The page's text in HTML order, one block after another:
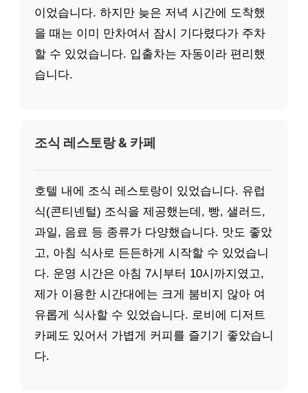
이었습니다. 하지만 늦은 저녁 시간에 도착했
을 때는 이미 만차여서 잠시 기다렸다가 주차
할 수 있었습니다. 입출차는 자동이라 편리했
습니다.
조식 레스토랑 & 카페
호텔 내에 조식 레스토랑이 있었습니다. 유럽
식(콘티넨털) 조식을 제공했는데, 빵, 샐러드,
과일, 음료 등 종류가 다양했습니다. 맛도 좋았
고, 아침 식사로 든든하게 시작할 수 있었습니
다. 운영 시간은 아침 7시부터 10시까지였고,
제가 이용한 시간대에는 크게 붐비지 않아 여
유롭게 식사할 수 있었습니다. 로비에 디저트
카페도 있어서 가볍게 커피를 즐기기 좋았습니
다.